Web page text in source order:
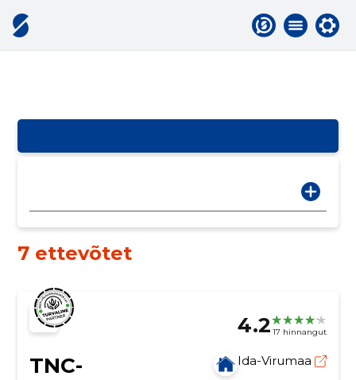
7 ettevõtet
4.2 17 hinnangut
TNC-
Ida-Virumaa